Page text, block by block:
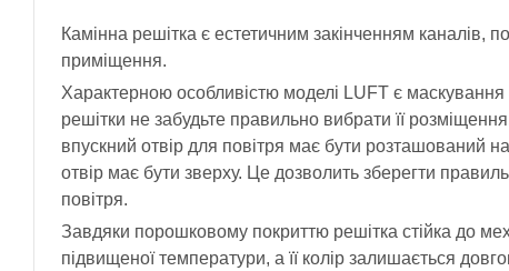
Камінна решітка є естетичним закінченням каналів,
приміщення.
Характерною особливістю моделі LUFT є маскування
решітки не забудьте правильно вибрати її
впускний отвір для повітря має бути розташований
отвір має бути зверху. Це дозволить зберегти
повітря.
Завдяки порошковому покриттю решітка стійка до
підвищеної температури, а її колір залишається